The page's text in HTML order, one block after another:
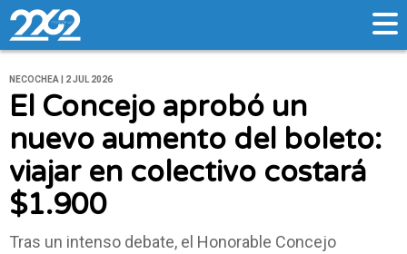
NECOCHEA | 2 JUL 2026
El Concejo aprobó un
nuevo aumento del boleto:
viajar en colectivo costará
$1.900
Tras un intenso debate, el Honorable Concejo